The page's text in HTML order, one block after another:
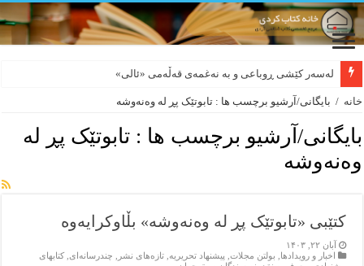
لەسەر کێشی ڕوباعی و به نەغمەی قەڵەمی «ئالی»
خانه / بایگانی/آرشیو برچسب ها : تابوتێک پڕ لە وەنەوشە
بایگانی/آرشیو برچسب ها :تابوتێک پڕ لە
وەنەوشە
کتێبی «تابوتێک پڕ لە وەنەوشە» بڵاوکرایەوە
آبان ۲۲, ۱۴۰۳
اخبار و رویدادها
بولتن مجلات پیشنهاد تحریریه ,تازەهای نشر چندرسانه‌ای ,کتابهای